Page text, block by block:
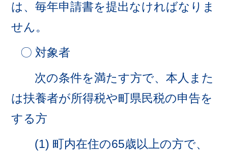
は、毎年申請書を提出なければなりま
せん。
〇 対象者
次の条件を満たす方で、本人また
は扶養者が所得税や町県民税の申告を
する方
(1) 町内在住の65歳以上の方で、